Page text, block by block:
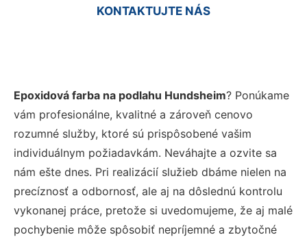
KONTAKTUJTE NÁS
Epoxidová farba na podlahu Hundsheim? Ponúkame
vám profesionálne, kvalitné a zároveň cenovo
rozumné služby, ktoré sú prispôsobené vašim
individuálnym požiadavkám. Neváhajte a ozvite sa
nám ešte dnes. Pri realizácií služieb dbáme nielen na
precíznosť a odbornosť, ale aj na dôslednú kontrolu
vykonanej práce, pretože si uvedomujeme, že aj malé
pochybenie môže spôsobiť nepríjemné a zbytočné